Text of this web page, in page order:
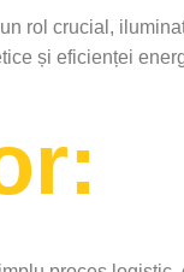
rol crucial,
și eficienței